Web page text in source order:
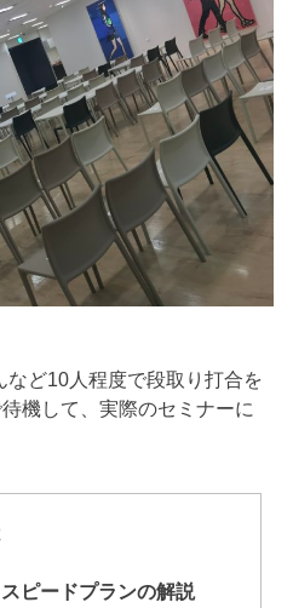
など10人程度で段取り打合を
機して、実際のセミナーに
ピードプランの解説